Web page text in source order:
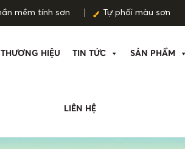
mềm tính sơn Tự phối màu sơn
HIỆU TIN TỨC SẢN PHẨM
LIÊN HỆ